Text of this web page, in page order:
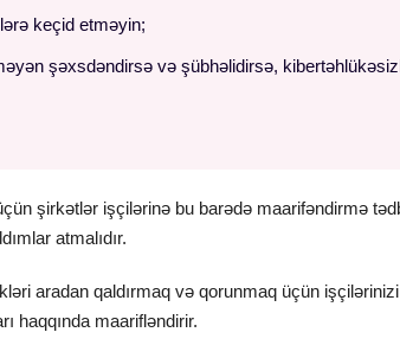
keçid etməyin;
şəxsdəndirsə və şübhəlidirsə,
şirkətlər işçilərinə bu barədə maarifəndirmə
atmalıdır.
aradan qaldırmaq və qorunmaq üçün
haqqında maarifləndirir.